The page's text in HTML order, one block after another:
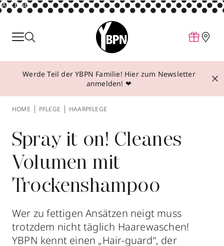
ANZEIGE
Parfum
Make-up
Behandlungen
Über YBPN
Aktionen
Storefinder
Werde Teil der YBPN Familie! Hier zum Newsletter
anmelden! ❤
HOME PFLEGE HAARPFLEGE
Spray it on! Cleanes
Volumen mit
Trockenshampoo
Wer zu fettigen Ansätzen neigt muss
trotzdem nicht täglich Haarewaschen!
YBPN kennt einen „Hair-guard“, der